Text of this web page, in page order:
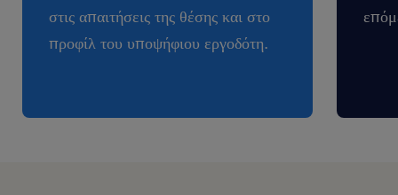
στις απαιτήσεις της θέσης και στο
προφίλ του υποψήφιου εργοδότη.